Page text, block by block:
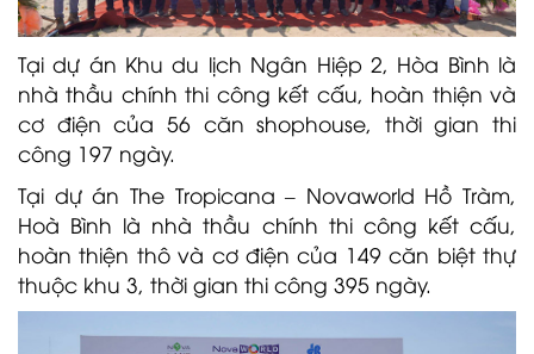
Tại dự án Khu du lịch Ngân Hiệp 2, Hòa Bình là
nhà thầu chính thi công kết cấu, hoàn thiện và
cơ điện của 56 căn shophouse, thời gian thi
công 197 ngày.
Tại dự án The Tropicana – Novaworld Hồ Tràm,
Hoà Bình là nhà thầu chính thi công kết cấu,
hoàn thiện thô và cơ điện của 149 căn biệt thự
thuộc khu 3, thời gian thi công 395 ngày.